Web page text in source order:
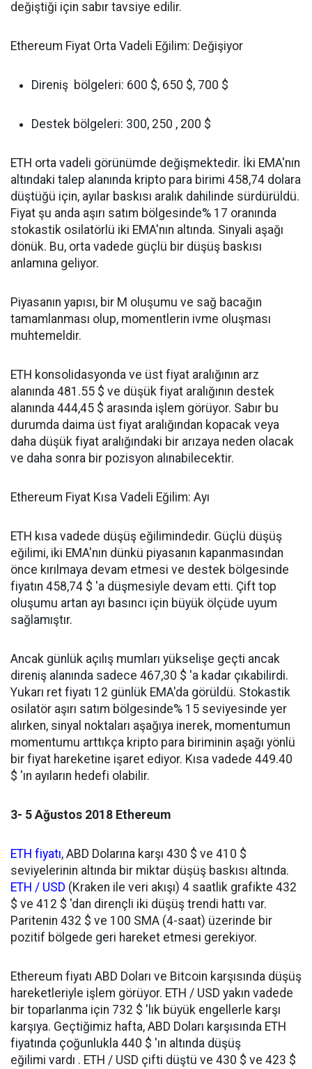
değiştiği için sabır tavsiye edilir.
Ethereum Fiyat Orta Vadeli Eğilim: Değişiyor
Direniş bölgeleri: 600 $, 650 $, 700 $
Destek bölgeleri: 300, 250 , 200 $
ETH orta vadeli görünümde değişmektedir. İki EMA'nın
altındaki talep alanında kripto para birimi 458,74 dolara
düştüğü için, ayılar baskısı aralık dahilinde sürdürüldü.
Fiyat şu anda aşırı satım bölgesinde% 17 oranında
stokastik osilatörlü iki EMA'nın altında. Sinyali aşağı
dönük. Bu, orta vadede güçlü bir düşüş baskısı
anlamına geliyor.
Piyasanın yapısı, bir M oluşumu ve sağ bacağın
tamamlanması olup, momentlerin ivme oluşması
muhtemeldir.
ETH konsolidasyonda ve üst fiyat aralığının arz
alanında 481.55 $ ve düşük fiyat aralığının destek
alanında 444,45 $ arasında işlem görüyor. Sabır bu
durumda daima üst fiyat aralığından kopacak veya
daha düşük fiyat aralığındaki bir arızaya neden olacak
ve daha sonra bir pozisyon alınabilecektir.
Ethereum Fiyat Kısa Vadeli Eğilim: Ayı
ETH kısa vadede düşüş eğilimindedir. Güçlü düşüş
eğilimi, iki EMA'nın dünkü piyasanın kapanmasından
önce kırılmaya devam etmesi ve destek bölgesinde
fiyatın 458,74 $ 'a düşmesiyle devam etti. Çift top
oluşumu artan ayı basıncı için büyük ölçüde uyum
sağlamıştır.
Ancak günlük açılış mumları yükselişe geçti ancak
direniş alanında sadece 467,30 $ 'a kadar çıkabilirdi.
Yukarı ret fiyatı 12 günlük EMA'da görüldü. Stokastik
osilatör aşırı satım bölgesinde% 15 seviyesinde yer
alırken, sinyal noktaları aşağıya inerek, momentumun
momentumu arttıkça kripto para biriminin aşağı yönlü
bir fiyat hareketine işaret ediyor. Kısa vadede 449.40
$ 'ın ayıların hedefi olabilir.
3- 5 Ağustos 2018 Ethereum
ETH fiyatı, ABD Dolarına karşı 430 $ ve 410 $
seviyelerinin altında bir miktar düşüş baskısı altında.
ETH / USD (Kraken ile veri akışı) 4 saatlik grafikte 432
$ ve 412 $ 'dan dirençli iki düşüş trendi hattı var.
Paritenin 432 $ ve 100 SMA (4-saat) üzerinde bir
pozitif bölgede geri hareket etmesi gerekiyor.
Ethereum fiyatı ABD Doları ve Bitcoin karşısında düşüş
hareketleriyle işlem görüyor. ETH / USD yakın vadede
bir toparlanma için 732 $ 'lık büyük engellerle karşı
karşıya. Geçtiğimiz hafta, ABD Doları karşısında ETH
fiyatında çoğunlukla 440 $ 'ın altında düşüş
eğilimi vardı . ETH / USD çifti düştü ve 430 $ ve 423 $